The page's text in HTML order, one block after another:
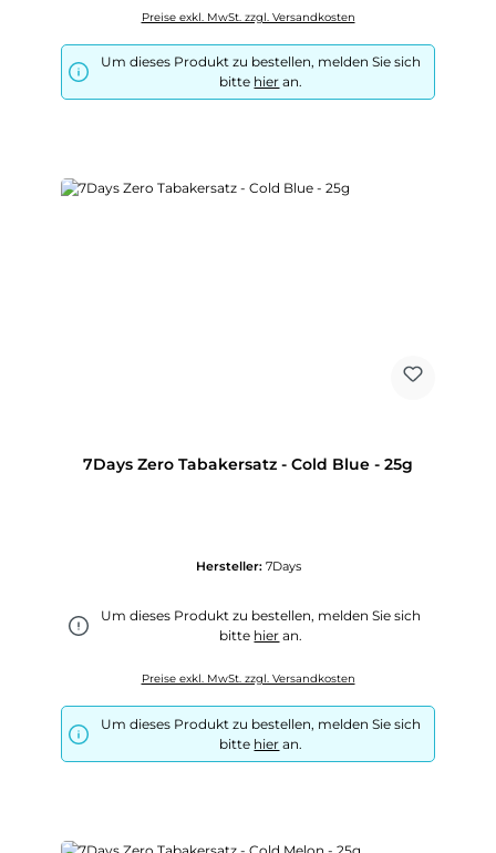
Preise exkl. MwSt. zzgl. Versandkosten
Um dieses Produkt zu bestellen, melden Sie sich
bitte hier an.
7Days Zero Tabakersatz - Cold Blue - 25g
Hersteller: 7Days
Um dieses Produkt zu bestellen, melden Sie sich
bitte hier an.
Preise exkl. MwSt. zzgl. Versandkosten
Um dieses Produkt zu bestellen, melden Sie sich
bitte hier an.